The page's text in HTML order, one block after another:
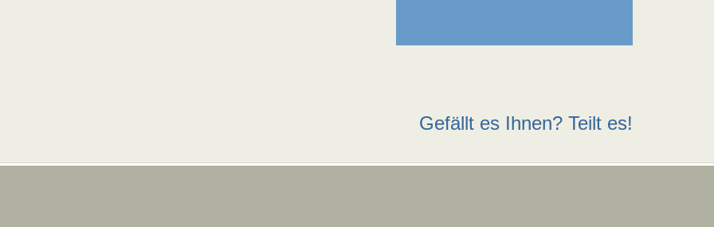
Gefällt es Ihnen? Teilt es!